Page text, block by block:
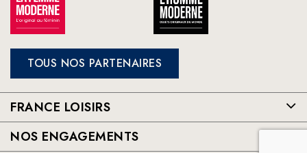
TOUS NOS PARTENAIRES
FRANCE LOISIRS
NOS ENGAGEMENTS